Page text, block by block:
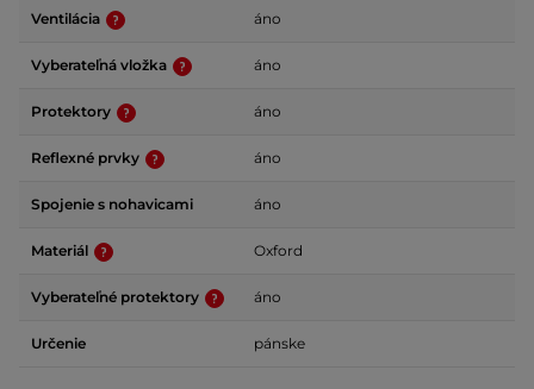
Ventilácia áno
Vyberateľná vložka áno
Protektory áno
Reflexné prvky áno
Spojenie s nohavicami áno
Materiál Oxford
Vyberateľné protektory áno
Určenie pánske